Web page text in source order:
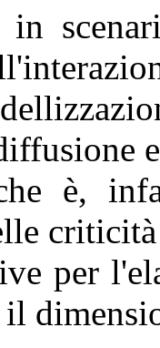
in
è,
per